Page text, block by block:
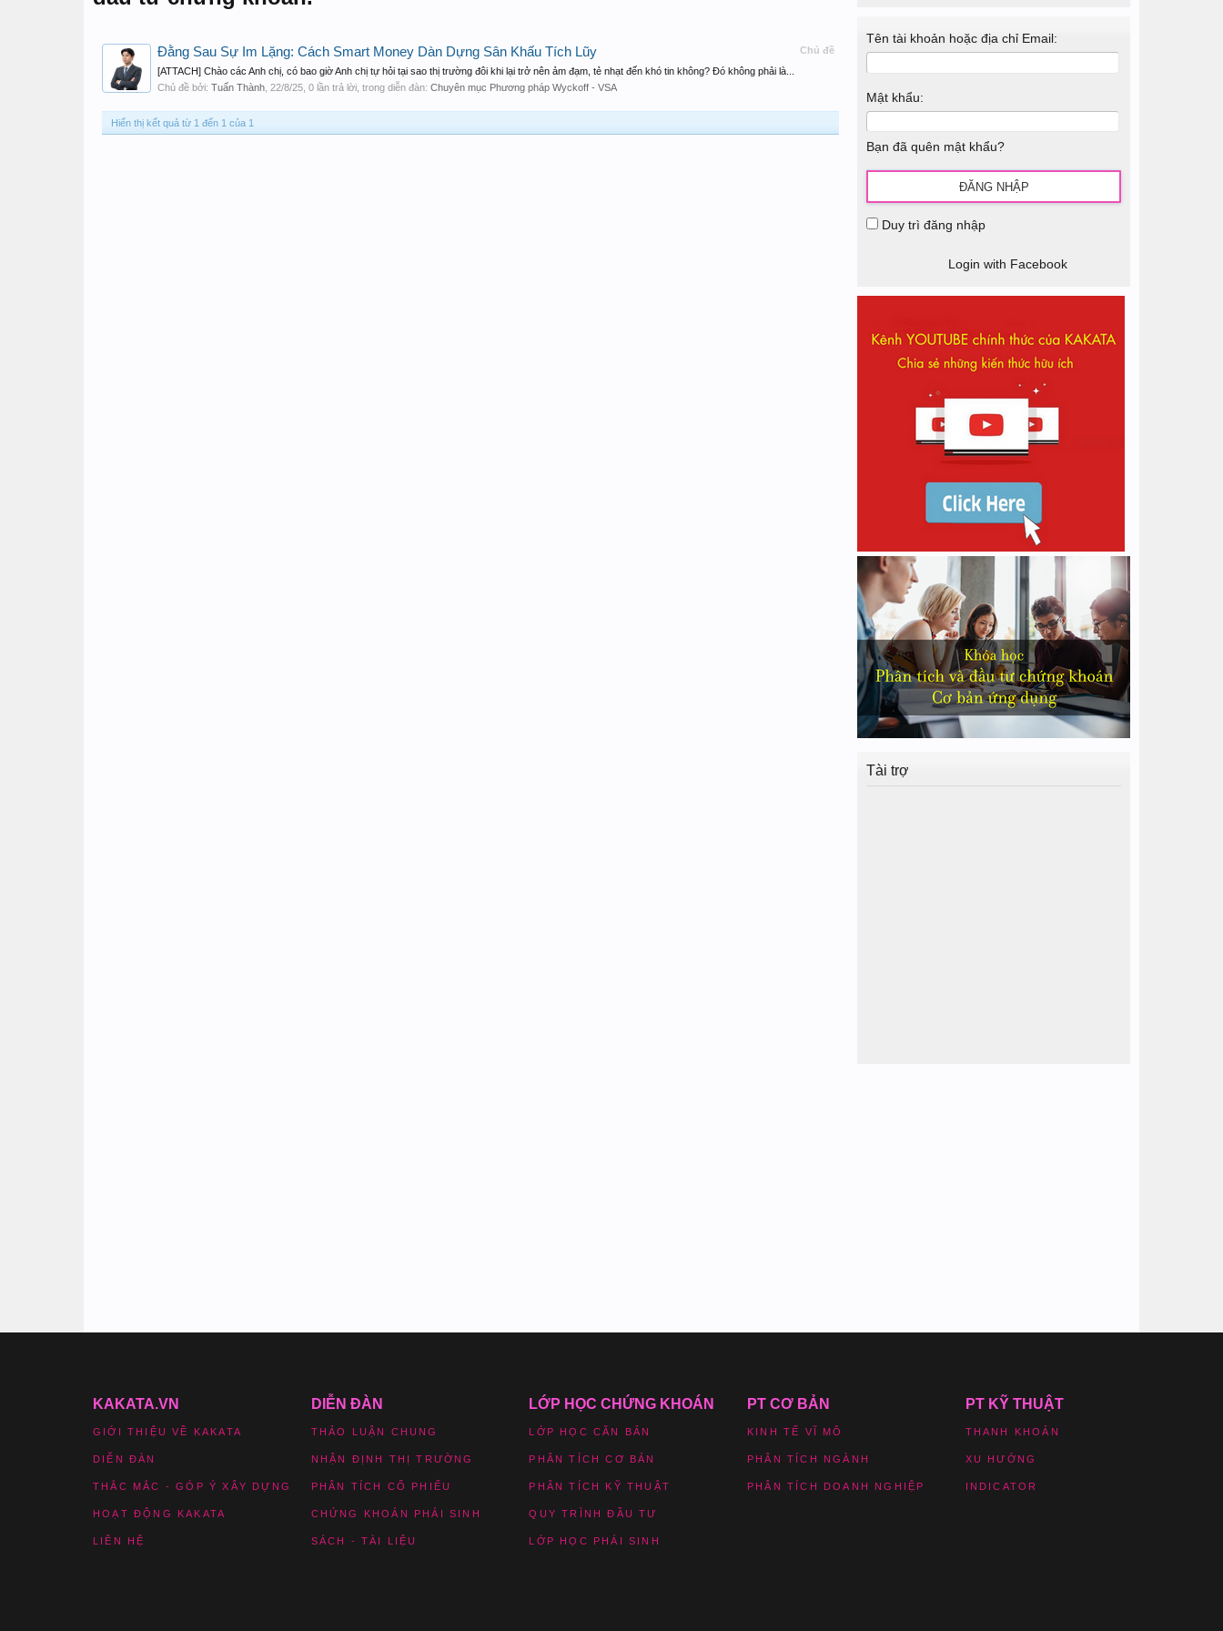
Chủ đề
Đằng Sau Sự Im Lặng: Cách Smart Money Dàn Dựng Sân Khấu Tích Lũy
[ATTACH] Chào các Anh chị, có bao giờ Anh chị tự hỏi tại sao thị trường đôi khi lại trở nên ảm đạm, tẻ nhạt đến khó tin không? Đó không phải là...
Chủ đề bởi: Tuấn Thành 22/8/25 , 0 lần trả lời, trong diễn đàn: Chuyên mục Phương pháp Wyckoff - VSA
Hiển thị kết quả từ 1 đến 1 của 1
Tên tài khoản hoặc địa chỉ Email:
Mật khẩu:
Bạn đã quên mật khẩu?
Duy trì đăng nhập
Login with Facebook
Tài trợ
KAKATA.VN
GIỚI THIỆU VỀ KAKATA
DIỄN ĐÀN
THẮC MẮC - GÓP Ý XÂY DỰNG
HOẠT ĐỘNG KAKATA
LIÊN HỆ
DIỄN ĐÀN
THẢO LUẬN CHUNG
NHẬN ĐỊNH THỊ TRƯỜNG
PHÂN TÍCH CỔ PHIẾU
CHỨNG KHOÁN PHÁI SINH
SÁCH - TÀI LIỆU
LỚP HỌC CHỨNG KHOÁN
LỚP HỌC CĂN BẢN
PHÂN TÍCH CƠ BẢN
PHÂN TÍCH KỸ THUẬT
QUY TRÌNH ĐẦU TƯ
LỚP HỌC PHÁI SINH
PT CƠ BẢN
KINH TẾ VĨ MÔ
PHÂN TÍCH NGÀNH
PHÂN TÍCH DOANH NGHIỆP
PT KỸ THUẬT
THANH KHOẢN
XU HƯỚNG
INDICATOR